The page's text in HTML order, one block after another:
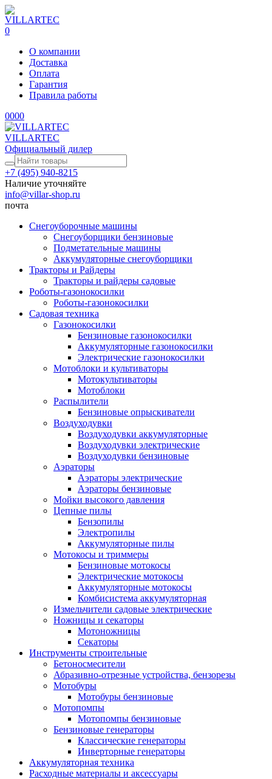
0
О компании
Доставка
Оплата
Гарантия
Правила работы
0000
VILLARTEC
Официальный дилер
+7 (495) 940-8215
Наличие уточняйте
info@villar-shop.ru
почта
Снегоуборочные машины
Снегоуборщики бензиновые
Подметательные машины
Аккумуляторные снегоуборщики
Тракторы и Райдеры
Тракторы и райдеры садовые
Роботы-газонокосилки
Роботы-газонокосилки
Садовая техника
Газонокосилки
Бензиновые газонокосилки
Аккумуляторные газонокосилки
Электрические газонокосилки
Мотоблоки и культиваторы
Мотокультиваторы
Мотоблоки
Распылители
Бензиновые опрыскиватели
Воздуходувки
Воздуходувки аккумуляторные
Воздуходувки электрические
Воздуходувки бензиновые
Аэраторы
Аэраторы электрические
Аэраторы бензиновые
Мойки высокого давления
Цепные пилы
Бензопилы
Электропилы
Аккумуляторные пилы
Мотокосы и триммеры
Бензиновые мотокосы
Электрические мотокосы
Аккумуляторные мотокосы
Комбисистема аккумуляторная
Измельчители садовые электрические
Ножницы и секаторы
Мотоножницы
Секаторы
Инструменты строительные
Бетоносмесители
Абразивно-отрезные устройства, бензорезы
Мотобуры
Мотобуры бензиновые
Мотопомпы
Мотопомпы бензиновые
Бензиновые генераторы
Классические генераторы
Инверторные генераторы
Аккумуляторная техника
Расходные материалы и аксессуары